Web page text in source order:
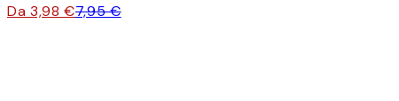
Da 3,98 €7,95 €